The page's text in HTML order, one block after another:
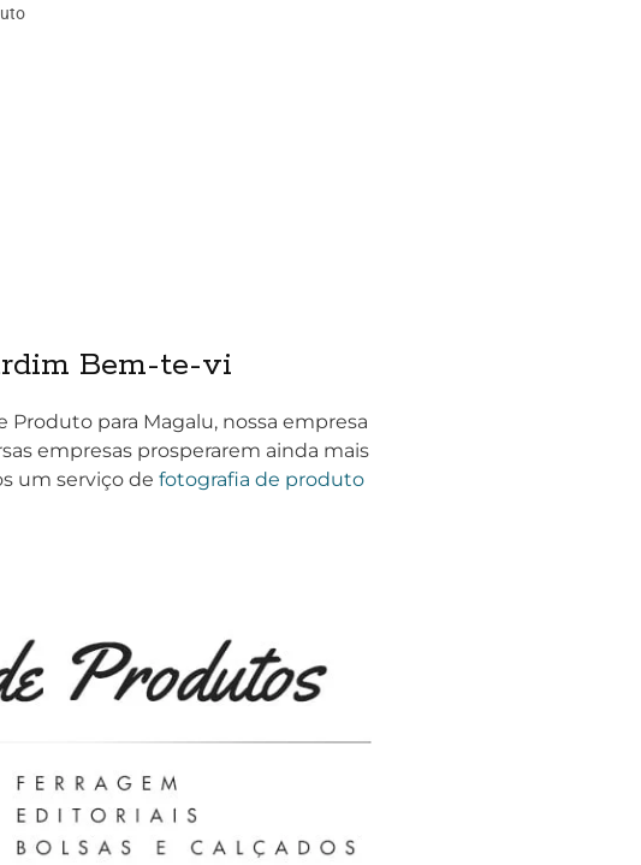
Bem-te-vi
para Magalu, nossa empresa
empresas prosperarem ainda mais
um serviço de fotografia de produto